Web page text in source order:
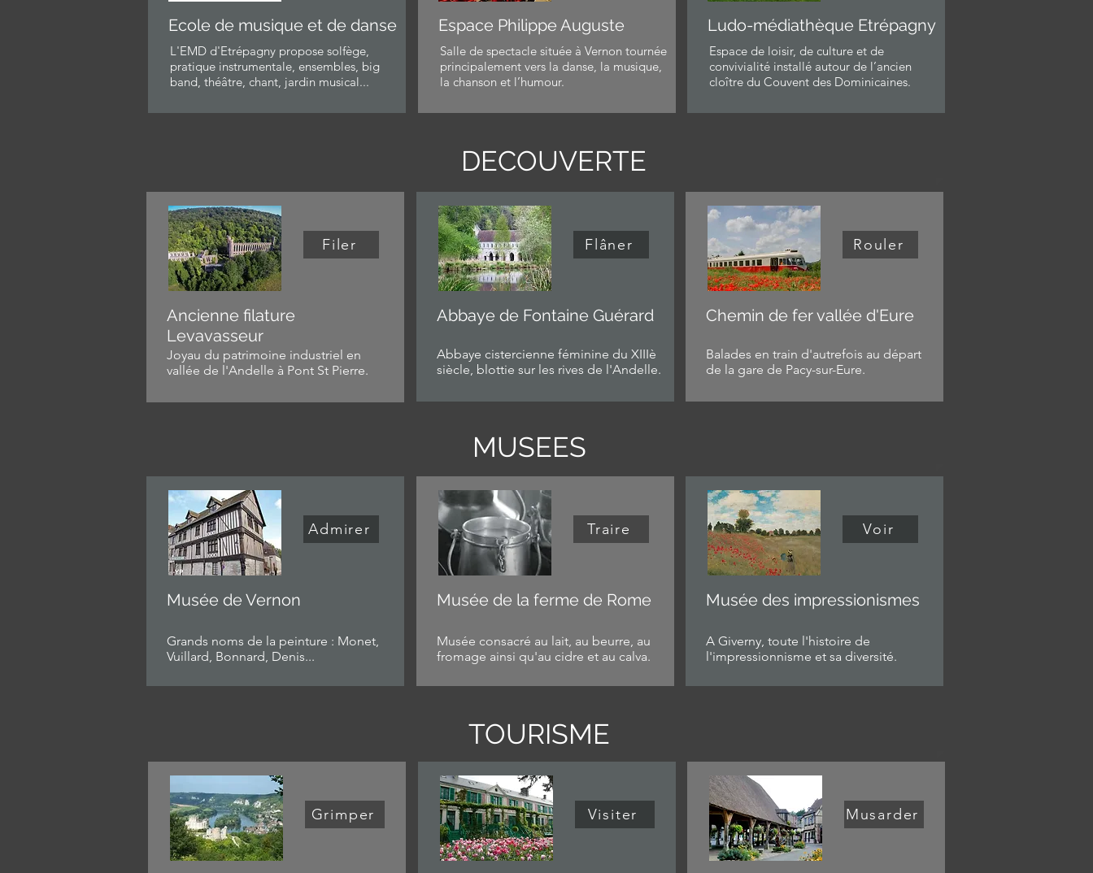
Ecole de musique et de danse
L'EMD d'Etrépagny propose solfège,
pratique instrumentale, ensembles, big
band, théâtre, chant, jardin musical...
Espace Philippe Auguste
Salle de spectacle située à Vernon tournée
principalement vers la danse, la musique,
la chanson et l’humour.
Ludo-médiathèque Etrépagny
Espace de loisir, de culture et de
convivialité installé autour de l’ancien
cloître du Couvent des Dominicaines.
DECOUVERTE
Filer
Ancienne filature
Levavasseur
Joyau du patrimoine industriel en
vallée de l'Andelle à Pont St Pierre.
Flâner
Abbaye de Fontaine Guérard
Abbaye cistercienne féminine du XIIIè
siècle, blottie sur les rives de l'Andelle.
Rouler
Chemin de fer vallée d'Eure
Balades en train d'autrefois au départ
de la gare de Pacy-sur-Eure.
MUSEES
Admirer
Musée de Vernon
Grands noms de la peinture : Monet,
Vuillard, Bonnard, Denis...
Traire
Musée de la ferme de Rome
Musée consacré au lait, au beurre, au
fromage ainsi qu'au cidre et au calva.
Voir
Musée des impressionismes
A Giverny, toute l'histoire de
l'impressionnisme et sa diversité.
TOURISME
Grimper Visiter Musarder